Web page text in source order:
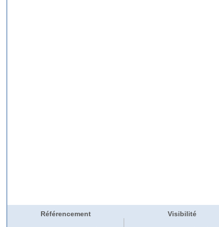
Référencement Visibilité